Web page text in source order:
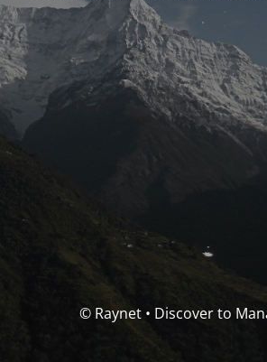
© Raynet • Discover to